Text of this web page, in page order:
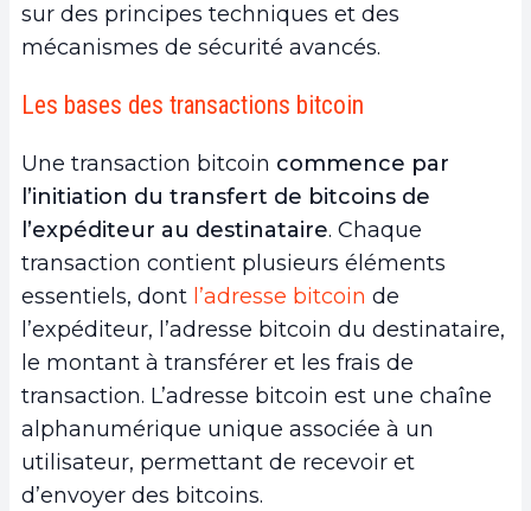
sur des principes techniques et des
mécanismes de sécurité avancés.
Les bases des transactions bitcoin
Une transaction bitcoin commence par
l’initiation du transfert de bitcoins de
l’expéditeur au destinataire. Chaque
transaction contient plusieurs éléments
essentiels, dont l’adresse bitcoin de
l’expéditeur, l’adresse bitcoin du destinataire,
le montant à transférer et les frais de
transaction. L’adresse bitcoin est une chaîne
alphanumérique unique associée à un
utilisateur, permettant de recevoir et
d’envoyer des bitcoins.